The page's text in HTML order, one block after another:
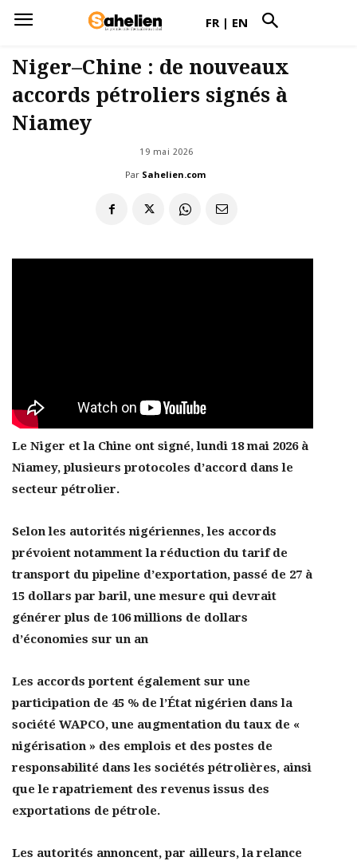
FR | EN
Niger–Chine : de nouveaux
accords pétroliers signés à
Niamey
19 mai 2026
Par Sahelien.com
Le Niger et la Chine ont signé, lundi 18 mai 2026 à
Niamey, plusieurs protocoles d’accord dans le
secteur pétrolier.
Selon les autorités nigériennes, les accords
prévoient notamment la réduction du tarif de
transport du pipeline d’exportation, passé de 27 à
15 dollars par baril, une mesure qui devrait
générer plus de 106 millions de dollars
d’économies sur un an
Les accords portent également sur une
participation de 45 % de l’État nigérien dans la
société WAPCO, une augmentation du taux de «
nigérisation » des emplois et des postes de
responsabilité dans les sociétés pétrolières, ainsi
que le rapatriement des revenus issus des
exportations de pétrole.
Les autorités annoncent, par ailleurs, la relance